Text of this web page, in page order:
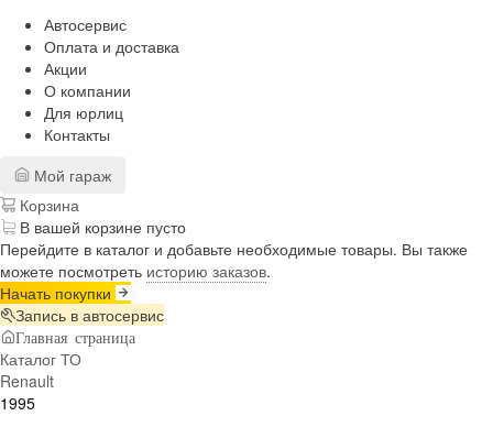
Автосервис
Оплата и доставка
Акции
О компании
Для юрлиц
Контакты
Мой гараж
Корзина
В вашей корзине пусто
Перейдите в каталог и добавьте необходимые товары. Вы также
можете посмотреть историю заказов.
Начать покупки
Запись в автосервис
Главная страница
Каталог ТО
Renault
1995